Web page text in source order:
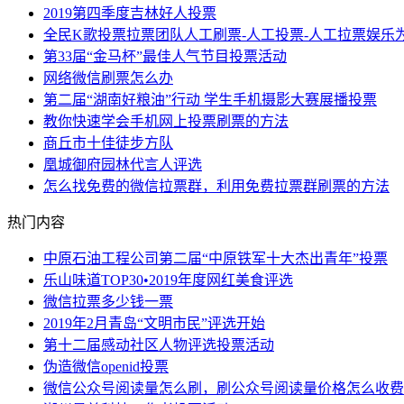
2019第四季度吉林好人投票
全民K歌投票拉票团队人工刷票-人工投票-人工拉票娱乐
第33届“金马杯”最佳人气节目投票活动
网络微信刷票怎么办
第二届“湖南好粮油”行动 学生手机摄影大赛展播投票
教你快速学会手机网上投票刷票的方法
商丘市十佳徒步方队
凰城御府园林代言人评选
怎么找免费的微信拉票群，利用免费拉票群刷票的方法
热门内容
中原石油工程公司第二届“中原铁军十大杰出青年”投票
乐山味道TOP30•2019年度网红美食评选
微信拉票多少钱一票
2019年2月青岛“文明市民”评选开始
第十二届感动社区人物评选投票活动
伪造微信openid投票
微信公众号阅读量怎么刷，刷公众号阅读量价格怎么收费